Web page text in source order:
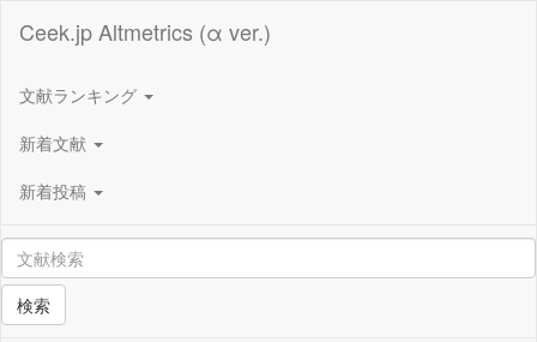
Ceek.jp Altmetrics (α ver.)
文献ランキング
新着文献
新着投稿
検索